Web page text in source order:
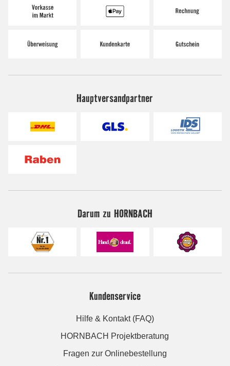
Hauptversandpartner
Darum zu HORNBACH
Kundenservice
Hilfe & Kontakt (FAQ)
HORNBACH Projektberatung
Fragen zur Onlinebestellung